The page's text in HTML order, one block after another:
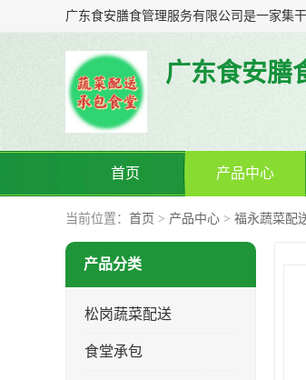
广东食安膳
首页 产品中心
当前位置： 首页 > 产品中心 > 福永蔬菜配
产品分类
松岗蔬菜配送
食堂承包